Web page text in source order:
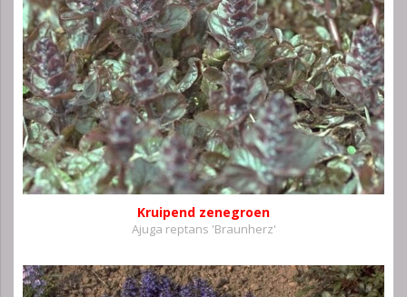
Kruipend zenegroen
Ajuga reptans 'Braunherz'